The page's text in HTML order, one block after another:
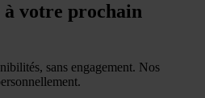
votre prochain
sans engagement. Nos